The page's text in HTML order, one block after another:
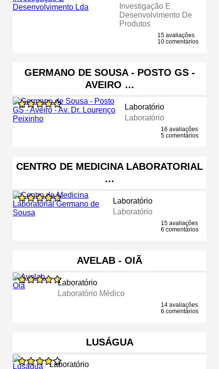
Investigação E
Desenvolvimento De
Produtos
15 avaliações
10 comentários
GERMANO DE SOUSA - POSTO GS -
AVEIRO …
Laboratório
Laboratório
16 avaliações
5 comentários
CENTRO DE MEDICINA LABORATORIAL
…
Laboratório
Laboratório
15 avaliações
6 comentários
AVELAB - OIÃ
Laboratório
Laboratório Médico
14 avaliações
6 comentários
LUSÁGUA
Laboratório